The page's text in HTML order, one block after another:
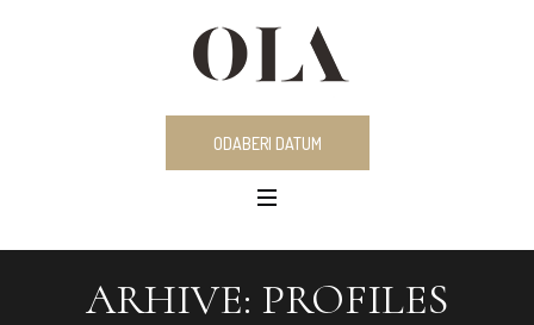
ODABERI DATUM
ARHIVE: PROFILES